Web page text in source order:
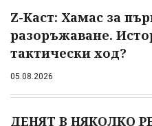
Z-Каст: Хамас за
разоръжаване.
тактически ход?
05.08.2026
ДЕНЯТ В НЯКОЛКО